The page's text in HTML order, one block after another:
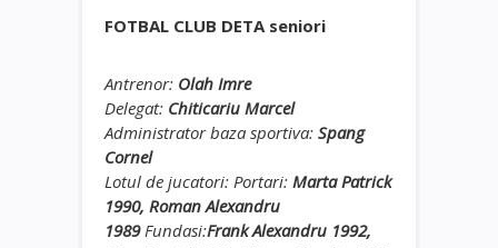
FOTBAL CLUB DETA seniori
Antrenor: Olah Imre
Delegat: Chiticariu Marcel
Administrator baza sportiva: Spang
Cornel
Lotul de jucatori: Portari: Marta Patrick
1990, Roman Alexandru
1989Fundasi:Frank Alexandru 1992,